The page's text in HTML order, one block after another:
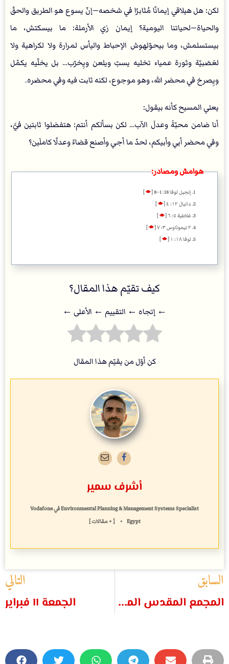
لكن: هل هيلاقي إيمانًا مُثابرًا في شخصه—إنّ يسوع هو الطريق والحقّ
والحياة—لحياتنا اليومية؟ إيمان زي الأرملة: ما بيسكتش، ما
بيستسلمش، وما بيحوّلهوش الإحباط واليأس لمرارة ولا لكراهية ولا
لعَصَبيّة وثورة عمياء تخليه يسبّ ويلعن ويِخرّب… بل يخلّيه يكمّل
ويِصرخ في محضر الله، وهو موجوع، لكنه ثابت فيه وفي محضره.
يعني المسيح كأنه بيقول:
أنا ضامن محبّةَ وعدلَ الآب… لكن بسألكم أنتم: هتفضلوا ثابتين فيَّ،
وفي محضر أبي وأبيكم، لحدّ ما أجي وأصنع قضاءً وعدلًا كاملَين؟
هوامش ومصادر:
إنجيل لوقا 18: 1–8 [
🡁
]
دانيال ١٢: ٤
[
🡁
]
غلاطية ٥: ٦
[
🡁
]
٢ تيموثاوس ٣: ٧
[
🡁
]
لوقا ١٨: ١
[
🡁
]
كيف تقيّم هذا المقال؟
← إتجاه ← التقييم ← اﻷعلى ←
كن أوّل من يقيّم هذا المقال
أشرف سمير
Environmental Planning & Management Systems SpecialistفيVodafone
Egypt
• [ + مقالات ]
السابق
المجمع المقدس المرتد حضاريًا وعودة عقود الإملاك
التالي
الجمعة ١١ فبراير